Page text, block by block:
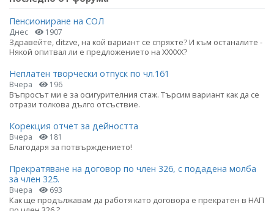
Пенсиониране на СОЛ
Днес 1907
Здравейте, ditzve, на кой вариант се спряхте? И към останалите -
Някой опитвал ли е предложението на ХХХХХ?
Неплатен творчески отпуск по чл.161
Вчера 196
Въпросът ми е за осигурителния стаж. Търсим вариант как да се
отрази толкова дълго отсъствие.
Корекция отчет за дейността
Вчера 181
Благодаря за потвърждението!
Прекратяване на договор по член 326, с подадена молба
за член 325.
Вчера 693
Как ще продължавам да работя като договора е прекратен в НАП